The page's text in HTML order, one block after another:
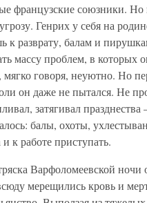
французские союзники.
Генрих у себя на
к разврату, балам и
массу проблем, в которых
мягко говоря, неуютно. Но
он даже не пытался. Не
затягивал
балы, охоты,
к работе приступать.
Варфоломеевской ночи
мерещились кровь и